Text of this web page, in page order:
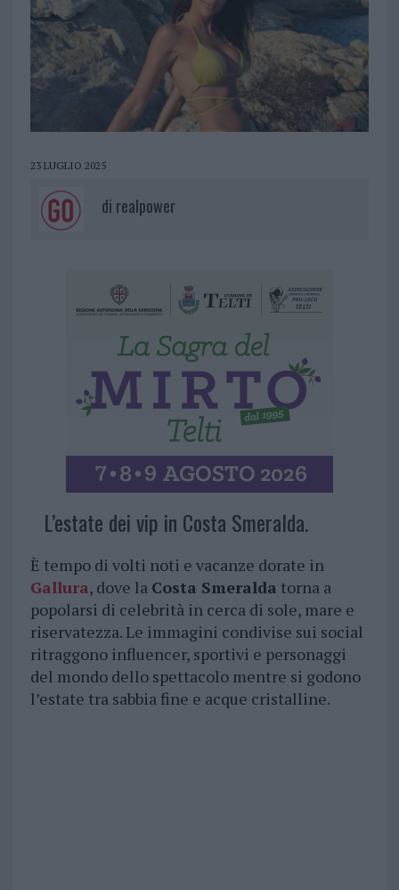
23 LUGLIO 2025
di realpower
L’estate dei vip in Costa Smeralda.
È tempo di volti noti e vacanze dorate in
Gallura, dove la Costa Smeralda torna a
popolarsi di celebrità in cerca di sole, mare e
riservatezza. Le immagini condivise sui social
ritraggono influencer, sportivi e personaggi
del mondo dello spettacolo mentre si godono
l’estate tra sabbia fine e acque cristalline.